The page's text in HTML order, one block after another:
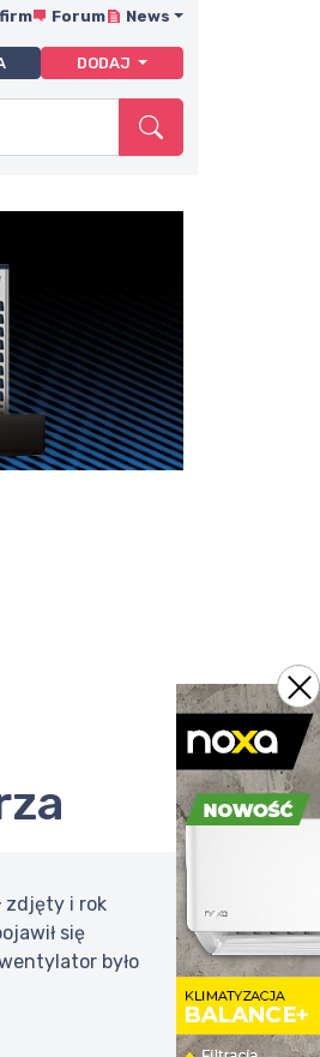
Forum News
DODAJ
zdjęty i rok
się
było